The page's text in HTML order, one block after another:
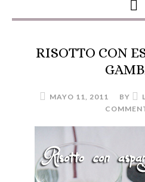
RISOTTO CON
MAYO 11, 2011 BY